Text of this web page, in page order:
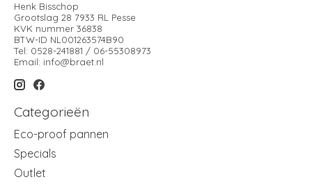
Henk Bisschop
Grootslag 28 7933 RL Pesse
KVK nummer 36838
BTW-ID NL001263574B90
Tel: 0528-241881 / 06-55308973
Email: info@braet.nl
Categorieën
Eco-proof pannen
Specials
Outlet